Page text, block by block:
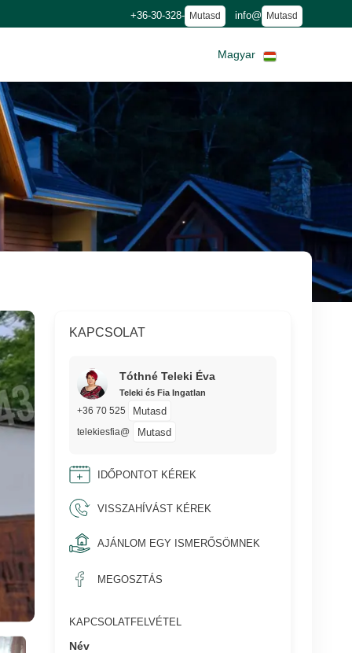
+36-30-328- Mutasd info@ Mutasd
Magyar
KAPCSOLAT
Tóthné Teleki Éva
Teleki és Fia Ingatlan
+36 70 525 Mutasd
telekiesfia@ Mutasd
IDŐPONTOT KÉREK
VISSZAHÍVÁST KÉREK
AJÁNLOM EGY ISMERŐSÖMNEK
MEGOSZTÁS
KAPCSOLATFELVÉTEL
Név